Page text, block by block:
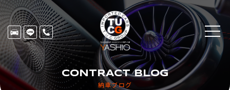
納車ブログ
CONTRACT BLOG